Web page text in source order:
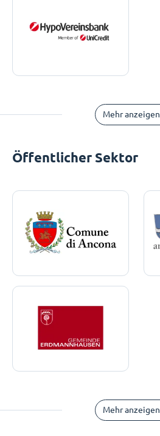
Mehr anzeigen
Öffentlicher Sektor
Mehr anzeigen